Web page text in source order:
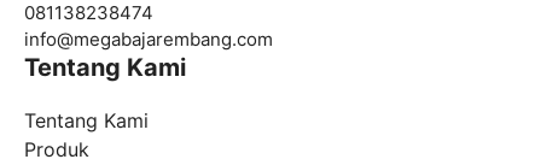
081138238474
info@megabajarembang.com
Tentang Kami
Tentang Kami
Produk